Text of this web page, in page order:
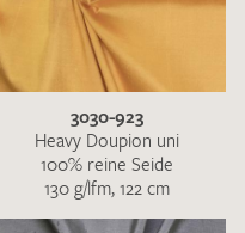
3030-923
Heavy Doupion uni
100% reine Seide
130 g/lfm, 122 cm